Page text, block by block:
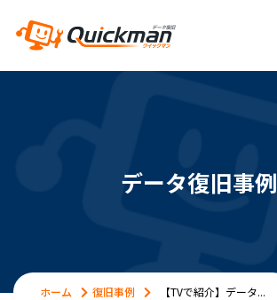
データ復旧事例
ホーム 復旧事例 【TVで紹介】データ...